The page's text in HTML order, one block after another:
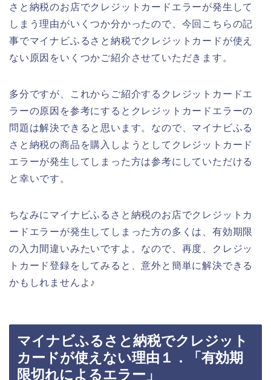
さと納税のお店でクレジットカードエラーが発生して
しまう理由がいくつか分かったので、今回こちらの記
事でマイナビふるさと納税でクレジットカードが使え
ない原因をいくつかご紹介させていただきます。
多分ですが、これからご紹介するクレジットカードエ
ラーの原因を参考にするとクレジットカードエラーの
問題は解決できると思います。なので、マイナビふる
さと納税の商品を購入しようとしてクレジットカード
エラーが発生してしまった方は参考にしていただける
と幸いです。
ちなみにマイナビふるさと納税のお店でクレジットカ
ードエラーが発生してしまった方の多くは、有効期限
の入力間違いみたいですよ。なので、再度、クレジッ
トカード登録をしてみると、意外と簡単に解決できる
かもしれませんよ♪
マイナビふるさと納税でクレジット
カードが使えない理由１．「有効期
限切れによるエラー」